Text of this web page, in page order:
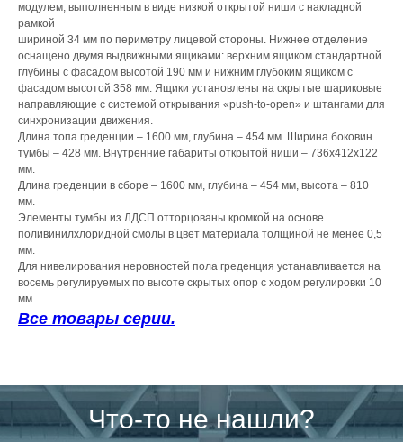
модулем, выполненным в виде низкой открытой ниши с накладной
рамкой
шириной 34 мм по периметру лицевой стороны. Нижнее отделение
оснащено двумя выдвижными ящиками: верхним ящиком стандартной
глубины с фасадом высотой 190 мм и нижним глубоким ящиком с
фасадом высотой 358 мм. Ящики установлены на скрытые шариковые
направляющие с системой открывания «push-to-open» и штангами для
синхронизации движения.
Длина топа греденции – 1600 мм, глубина – 454 мм. Ширина боковин
тумбы – 428 мм. Внутренние габариты открытой ниши – 736х412х122
мм.
Длина греденции в сборе – 1600 мм, глубина – 454 мм, высота – 810
мм.
Элементы тумбы из ЛДСП отторцованы кромкой на основе
поливинилхлоридной смолы в цвет материала толщиной не менее 0,5
мм.
Для нивелирования неровностей пола греденция устанавливается на
восемь регулируемых по высоте скрытых опор с ходом регулировки 10
мм.
Все товары серии.
Что-то не нашли?